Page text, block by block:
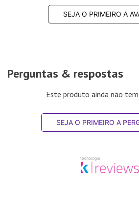
SEJA O PRIMEIRO A
Perguntas & respostas
Este produto ainda não
SEJA O PRIMEIRO A